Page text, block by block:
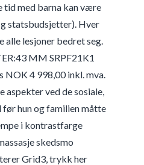
tid med barna kan være
statsbudsjetter). Hver
alle lesjoner bedret seg.
MM SRPF21K1
4 998,00 inkl. mva.
aspekter ved de sosiale,
før hun og familien måtte
i kontrastfarge
skedsmo
Grid3, trykk her